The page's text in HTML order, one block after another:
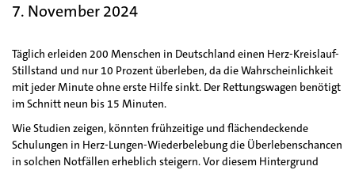
7. November 2024
Täglich erleiden 200 Menschen in Deutschland einen Herz-Kreislauf-
Stillstand und nur 10 Prozent überleben, da die Wahrscheinlichkeit
mit jeder Minute ohne erste Hilfe sinkt. Der Rettungswagen benötigt
im Schnitt neun bis 15 Minuten.
Wie Studien zeigen, könnten frühzeitige und flächendeckende
Schulungen in Herz-Lungen-Wiederbelebung die Überlebenschancen
in solchen Notfällen erheblich steigern. Vor diesem Hintergrund